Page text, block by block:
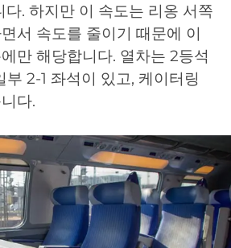
. 하지만 이 속도는 리옹 서쪽
서 속도를 줄이기 때문에 이
만 해당합니다. 열차는 2등석
부 2-1 좌석이 있고, 케이터링
다.